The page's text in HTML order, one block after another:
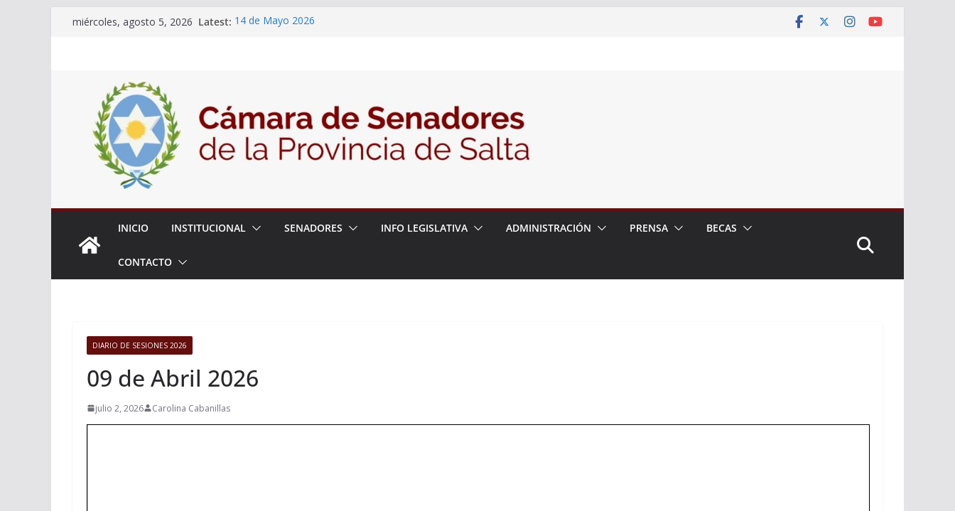
Skipmiércoles, agosto 5, 2026 Latest: 14 de Mayo 2026
Adjudicacion Simple N° 27/26
INICIO INSTITUCIONAL SENADORES INFO LEGISLATIVA ADMINISTRACIÓN PRENSA BECAS
CONTACTO
DIARIO DE SESIONES 2026
09 de Abril 2026
julio 2, 2026 Carolina Cabanillas